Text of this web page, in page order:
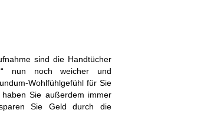
DUO SOFT
PREMIUM
sind die Handtücher
nun noch weicher und
Wohlfühlgefühl für Sie
Sie außerdem immer
Sie Geld durch die